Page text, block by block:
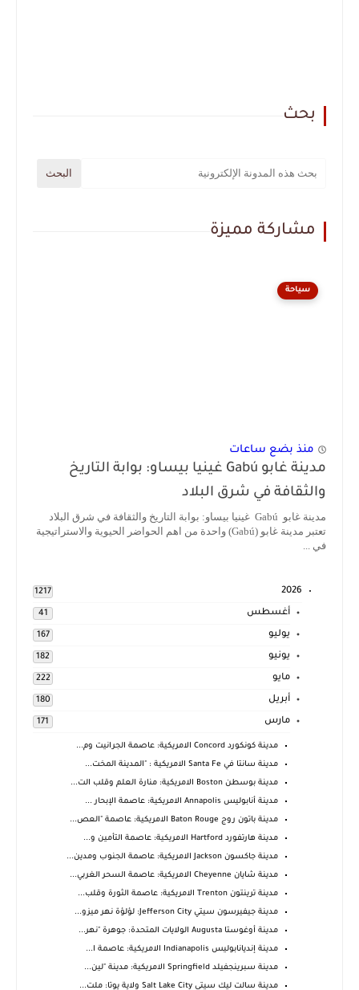
بحث
مشاركة مميزة
سياحة
منذ بضع ساعات
مدينة غابو Gabú غينيا بيساو: بوابة التاريخ
والثقافة في شرق البلاد
مدينة غابو Gabú غينيا بيساو: بوابة التاريخ والثقافة في شرق البلاد
تعتبر مدينة غابو (Gabú) واحدة من اهم الحواضر الحيوية والاستراتيجية
في ...
2026
1217
أغسطس 41
يوليو 167
يونيو 182
مايو 222
أبريل 180
مارس 171
مدينة كونكورد Concord الامريكية: عاصمة الجرانيت وم...
مدينة سانتا في Santa Fe الامريكية : "المدينة المخت...
مدينة بوسطن Boston الامريكية: منارة العلم وقلب الت...
مدينة أنابوليس Annapolis الامريكية: عاصمة الإبحار ...
مدينة باتون روج Baton Rouge الامريكية: عاصمة "العص...
مدينة هارتفورد Hartford الامريكية: عاصمة التأمين و...
مدينة جاكسون Jackson الامريكية: عاصمة الجنوب ومدين...
مدينة شايان Cheyenne الامريكية: عاصمة السحر الغربي...
مدينة ترينتون Trenton الامريكية: عاصمة الثورة وقلب...
مدينة جيفيرسون سيتي Jefferson City: لؤلؤة نهر ميزو...
مدينة أوغوستا Augusta الولايات المتحدة: جوهرة "نهر...
مدينة إنديانابوليس Indianapolis الامريكية: عاصمة ا...
مدينة سبرينجفيلد Springfield الامريكية: مدينة "لين...
مدينة سالت ليك سيتي Salt Lake City ولاية يوتا: ملت...